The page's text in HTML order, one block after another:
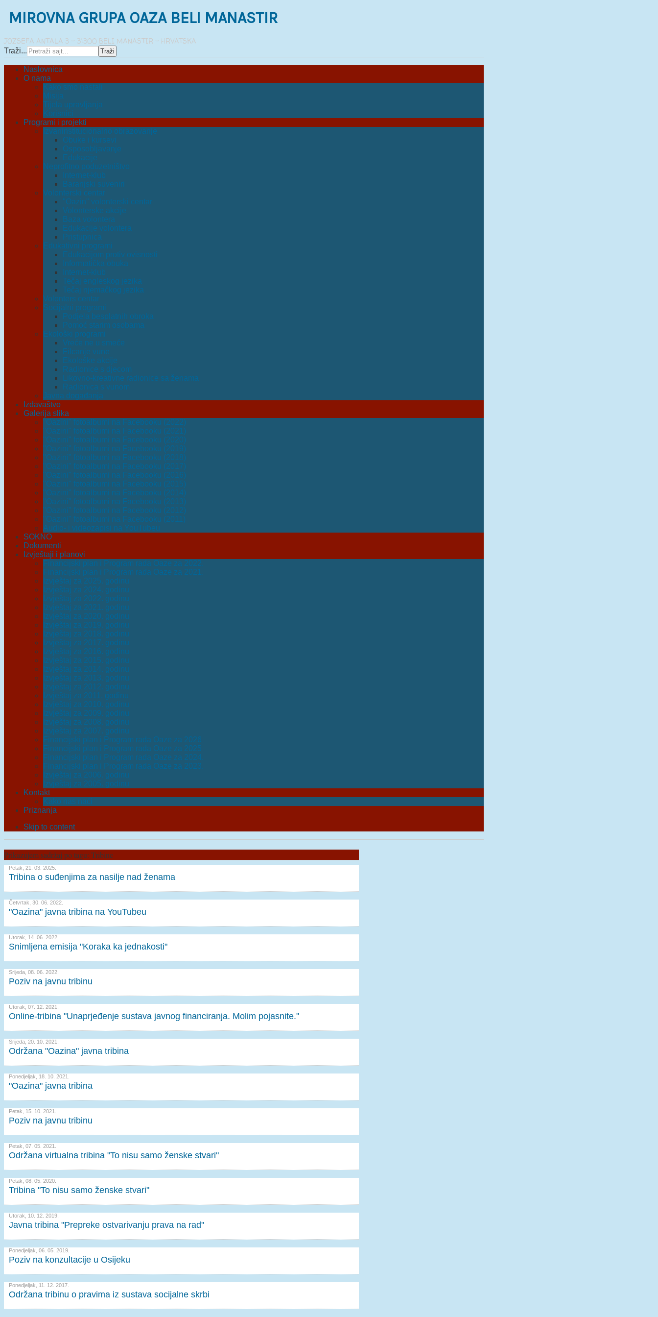
MIROVNA GRUPA OAZA BELI MANASTIR
JOZSEFA ANTALA 3 - 31300 BELI MANASTIR - HRVATSKA
Traži...
Naslovnica
O nama
Kako smo nastali
Misija
Tijela upravljanja
Korisnici
Programi i projekti
Izvaninstitucionalno obrazovanje
Obuke i kursevi
Osposobljavanje
Edukacije
Neprofitno poduzetništvo
Internet-klub
Baranjski suveniri
Volonterski centar
"Oazin" volonterski centar
Volonterske akcije
Baza volontera
Edukacije volontera
Pristupnica
Edukativni programi
Edukacijom protiv ovisnosti
Informatička obuka
Internet-klub
Tečaj engleskog jezika
Tečaj njemačkog jezika
Volonters centar
Socijalni programi
Podjela besplatnih obroka
Pomoć starim osobama
Ekološki programi
Vreće ne u smeće
Filcanje vune
Ekološke akcije
Radionice s djecom
Likovno-kreativne radionice sa ženama
Radionica s vunom
Javna događanja
Izdavaštvo
Galerija slika
"Oazini" fotoalbumi na Facebooku (2022)
"Oazini" fotoalbumi na Facebooku (2021)
"Oazini" fotoalbumi na Facebooku (2020)
"Oazini" fotoalbumi na Facebooku (2019)
"Oazini" fotoalbumi na Facebooku (2018)
"Oazini" fotoalbumi na Facebooku (2017)
"Oazini" fotoalbumi na Facebooku (2016)
"Oazini" fotoalbumi na Facebooku (2015)
"Oazini" fotoalbumi na Facebooku (2014)
"Oazini" fotoalbumi na Facebooku (2013)
"Oazini" fotoalbumi na Facebooku (2012)
"Oazini" fotoalbumi na Facebooku (2011)
Audio- i videozapisi na YouTubeu
SOKNO
Dokumenti
Izvještaji i planovi
Financijski plan i Program rada Oaze za 2022.
Financijski plan i Program rada Oaze za 2021.
Izvještaj za 2025. godinu
Izvještaj za 2024. godinu
Izvještaj za 2022. godinu
Izvještaj za 2021. godinu
Izvještaj za 2020. godinu
Izvještaj za 2019. godinu
Izvještaj za 2018. godinu
Izvještaj za 2017. godinu
Izvještaj za 2016. godinu
Izvještaj za 2015. godinu
Izvještaj za 2014. godinu
Izvještaj za 2013. godinu
Izvještaj za 2012. godinu
Izvještaj za 2011. godinu
Izvještaj za 2010. godinu
Izvještaj za 2009. godinu
Izvještaj za 2008. godinu
Izvještaj za 2007. godinu
Financijski plan i Program rada Oaze za 2026
Financijski plan i Program rada Oaze za 2025
Financijski plan i Program rada Oaze za 2024.
Financijski plan i Program rada Oaze za 2023.
Izvještaj za 2006. godinu
Izvještaj za 2005. godinu
Kontakt
Kako nas naći
Priznanja
Skip to content
Prikazujem sadržaj po tagu: Tribine
Petak, 21. 03. 2025.
Tribina o suđenjima za nasilje nad ženama
Četvrtak, 30. 06. 2022.
"Oazina" javna tribina na YouTubeu
Utorak, 14. 06. 2022.
Snimljena emisija "Koraka ka jednakosti"
Srijeda, 08. 06. 2022.
Poziv na javnu tribinu
Utorak, 07. 12. 2021.
Online-tribina "Unaprjeđenje sustava javnog financiranja. Molim pojasnite."
Srijeda, 20. 10. 2021.
Održana "Oazina" javna tribina
Ponedjeljak, 18. 10. 2021.
"Oazina" javna tribina
Petak, 15. 10. 2021.
Poziv na javnu tribinu
Petak, 07. 05. 2021.
Održana virtualna tribina "To nisu samo ženske stvari"
Petak, 08. 05. 2020.
Tribina "To nisu samo ženske stvari"
Utorak, 10. 12. 2019.
Javna tribina "Prepreke ostvarivanju prava na rad"
Ponedjeljak, 06. 05. 2019.
Poziv na konzultacije u Osijeku
Ponedjeljak, 11. 12. 2017.
Održana tribinu o pravima iz sustava socijalne skrbi